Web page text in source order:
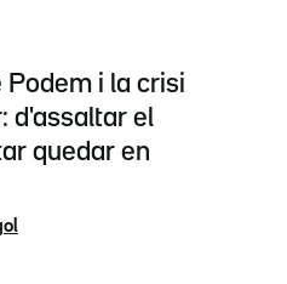
Podem i la crisi
d'assaltar el
quedar en